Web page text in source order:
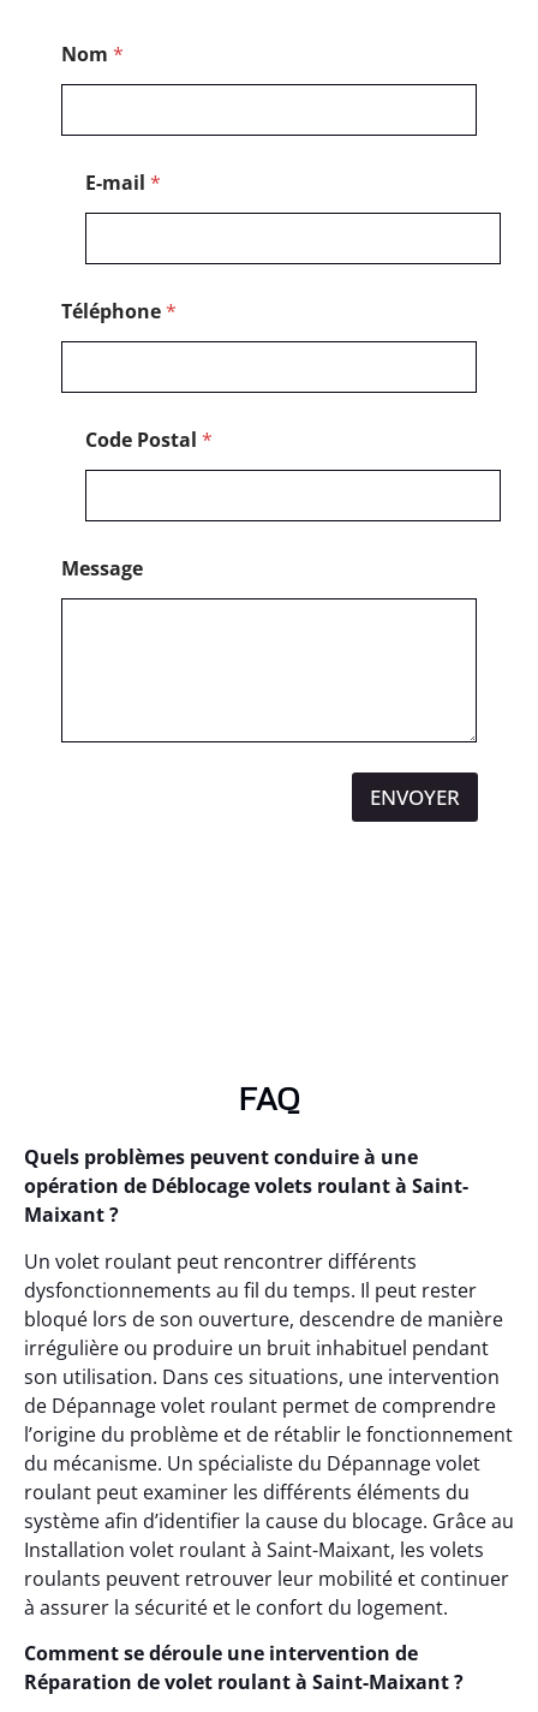
Nom *
C
d
E-mail *
Téléphone*
Code Postal *
Message
ENVOYER
FAQ
Quels problèmes peuvent conduire à une
opération de Déblocage volets roulant à Saint-
Maixant ?
Un volet roulant peut rencontrer différents
dysfonctionnements au fil du temps. Il peut rester
bloqué lors de son ouverture, descendre de manière
irrégulière ou produire un bruit inhabituel pendant
son utilisation. Dans ces situations, une intervention
de Dépannage volet roulant permet de comprendre
l’origine du problème et de rétablir le fonctionnement
du mécanisme. Un spécialiste du Dépannage volet
roulant peut examiner les différents éléments du
système afin d’identifier la cause du blocage. Grâce au
Installation volet roulant à Saint-Maixant, les volets
roulants peuvent retrouver leur mobilité et continuer
à assurer la sécurité et le confort du logement.
Comment se déroule une intervention de
Réparation de volet roulant à Saint-Maixant ?